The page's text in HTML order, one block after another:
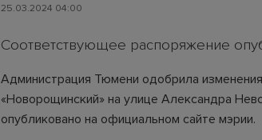
25.03.2024 04:00
Соответствующее распоряжение
Администрация Тюмени одобрила
«Новорощинский» на улице Александра
опубликовано на официальном сайте мэрии.